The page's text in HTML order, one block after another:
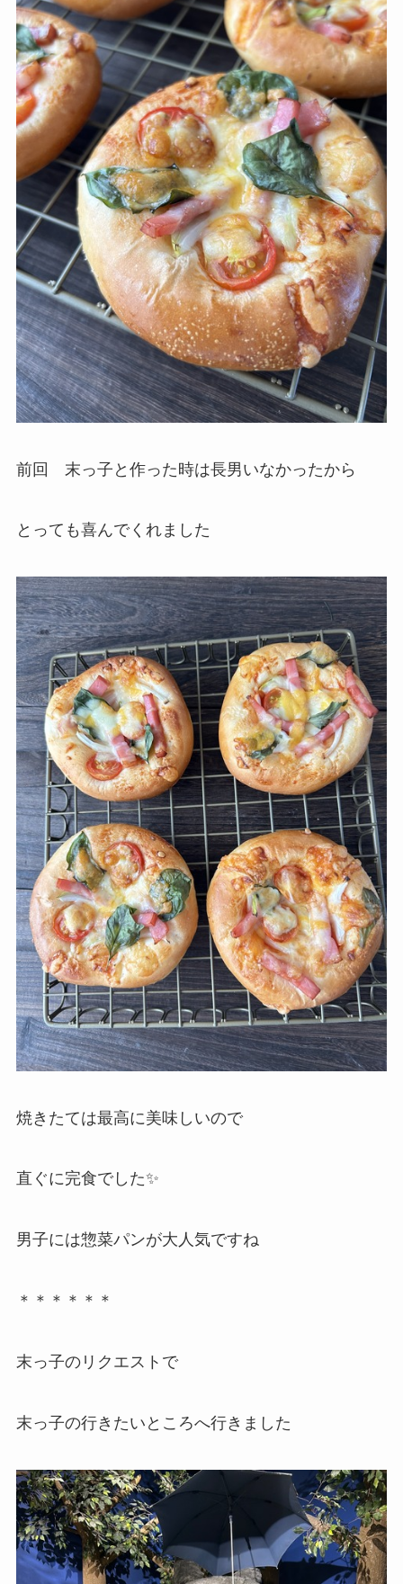
前回 末っ子と作った時は長男いなかったから
とっても喜んでくれました
焼きたては最高に美味しいので
直ぐに完食でした✨
男子には惣菜パンが大人気ですね
＊＊＊＊＊＊
末っ子のリクエストで
末っ子の行きたいところへ行きました